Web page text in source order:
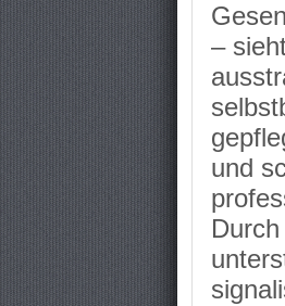
–
und